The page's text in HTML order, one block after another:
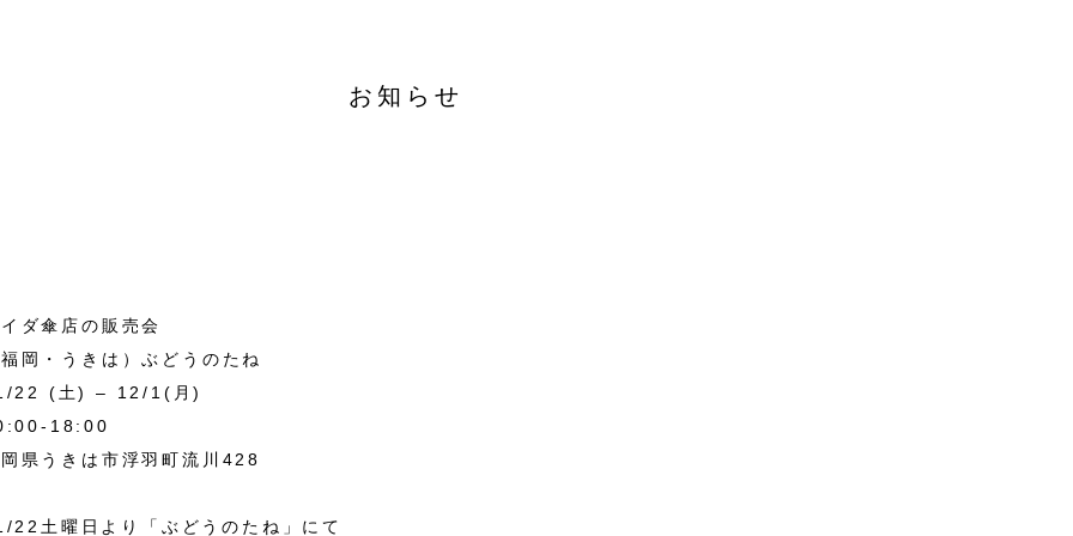
お知らせ
ダ傘店の販売会
岡・うきは）ぶどうのたね
22 (土) – 12/1(月)
18:00
県うきは市浮羽町流川428
22土曜日より「 ぶどうのたね 」にて